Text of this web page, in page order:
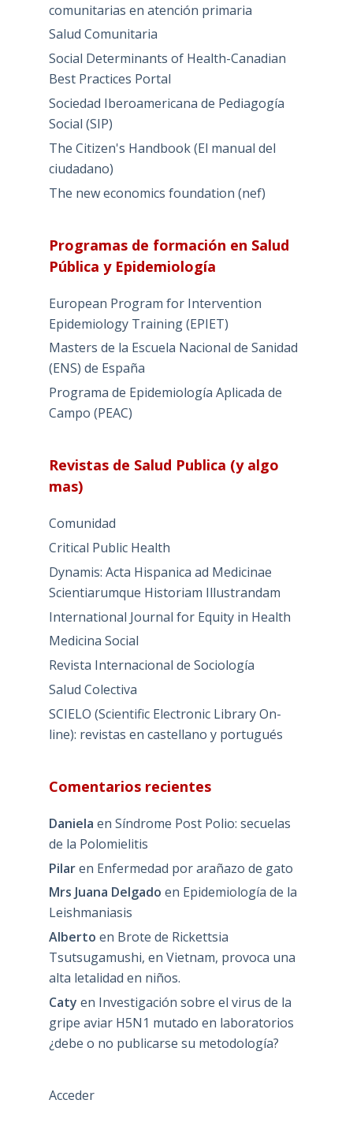
comunitarias en atención primaria
Salud Comunitaria
Social Determinants of Health-Canadian
Best Practices Portal
Sociedad Iberoamericana de Pediagogía
Social (SIP)
The Citizen's Handbook (El manual del
ciudadano)
The new economics foundation (nef)
Programas de formación en Salud
Pública y Epidemiología
European Program for Intervention
Epidemiology Training (EPIET)
Masters de la Escuela Nacional de Sanidad
(ENS) de España
Programa de Epidemiología Aplicada de
Campo (PEAC)
Revistas de Salud Publica (y algo
mas)
Comunidad
Critical Public Health
Dynamis: Acta Hispanica ad Medicinae
Scientiarumque Historiam Illustrandam
International Journal for Equity in Health
Medicina Social
Revista Internacional de Sociología
Salud Colectiva
SCIELO (Scientific Electronic Library On-
line): revistas en castellano y portugués
Comentarios recientes
Daniela en Síndrome Post Polio: secuelas
de la Polomielitis
Pilaren Enfermedad por arañazo de gato
Mrs Juana Delgado en Epidemiología de la
Leishmaniasis
Alberto en Brote de Rickettsia
Tsutsugamushi, en Vietnam, provoca una
alta letalidad en niños.
Caty en Investigación sobre el virus de la
gripe aviar H5N1 mutado en laboratorios
¿debe o no publicarse su metodología?
Acceder